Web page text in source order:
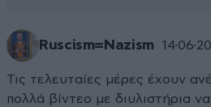
Ruscism=Nazism
Τις τελευταίες μέρες έχουν
πολλά βίντεο με διυλιστήρια